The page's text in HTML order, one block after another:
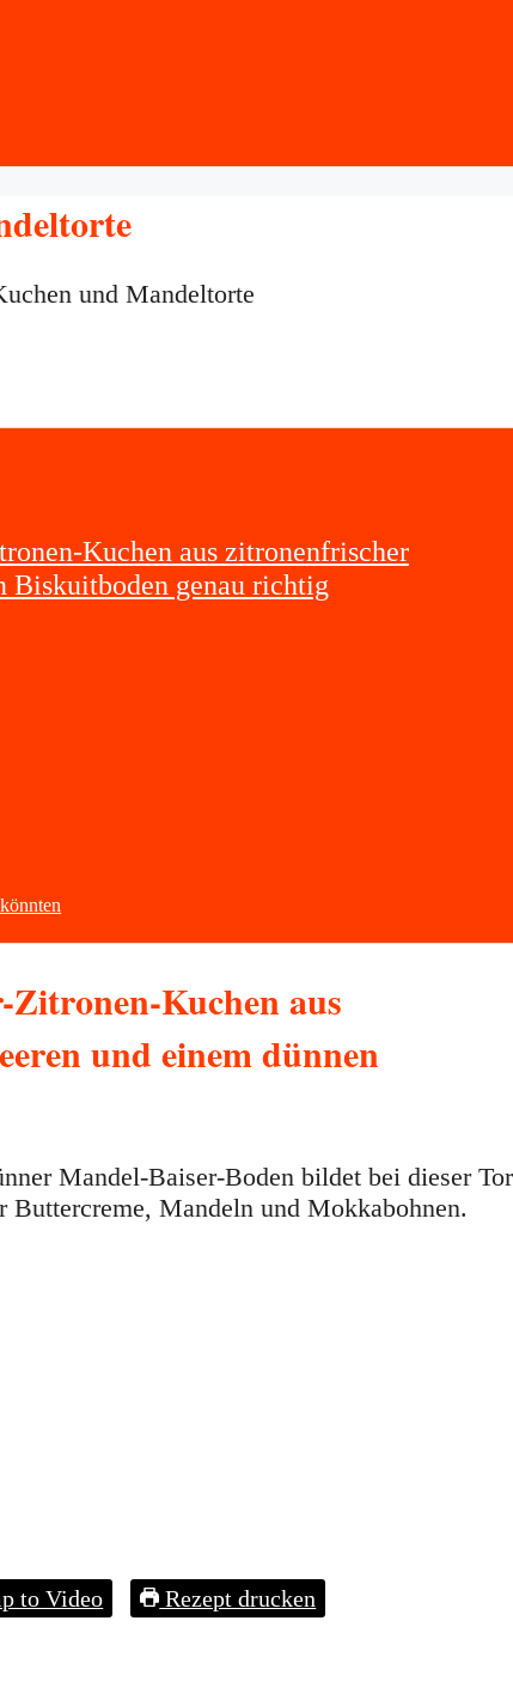
und Mandeltorte
Kuchen aus zitronenfrischer
Biskuitboden genau richtig
Zitronen-Kuchen aus
und einem dünnen
Mandel-Baiser-Boden bildet bei dieser
Mandeln und Mokkabohnen.
to Video Rezept drucken